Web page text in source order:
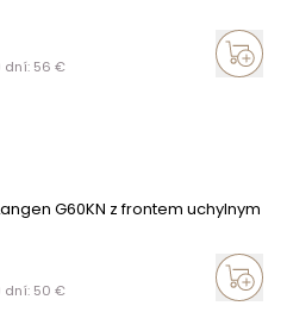
dní: 56 €
G60KN z frontem uchylnym
dní: 50 €